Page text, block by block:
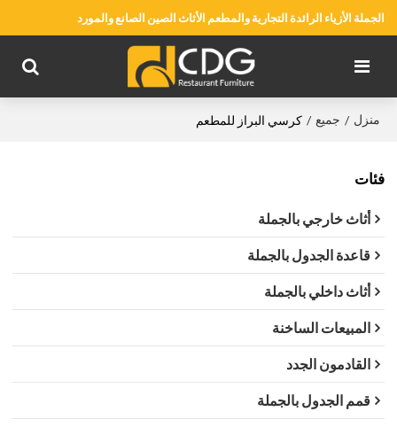
الجملة الأزياء الرائدة التجارية والمطعم الأثاث الصين الصانع والمورد
منزل / جميع / كرسي البراز للمطعم
فئات
أثاث خارجي بالجملة
قاعدة الجدول بالجملة
أثاث داخلي بالجملة
المبيعات الساخنة
القادمون الجدد
قمم الجدول بالجملة